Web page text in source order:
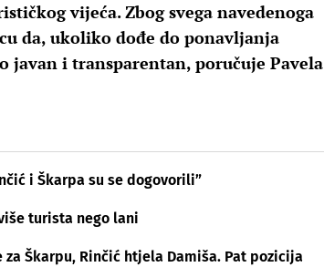
vijeća. Zbog svega navedenoga
da, ukoliko dođe do ponavljanja
javan i transparentan, poručuje Pavela
i Škarpa su se dogovorili”
turista nego lani
Škarpu, Rinčić htjela Damiša. Pat pozicija